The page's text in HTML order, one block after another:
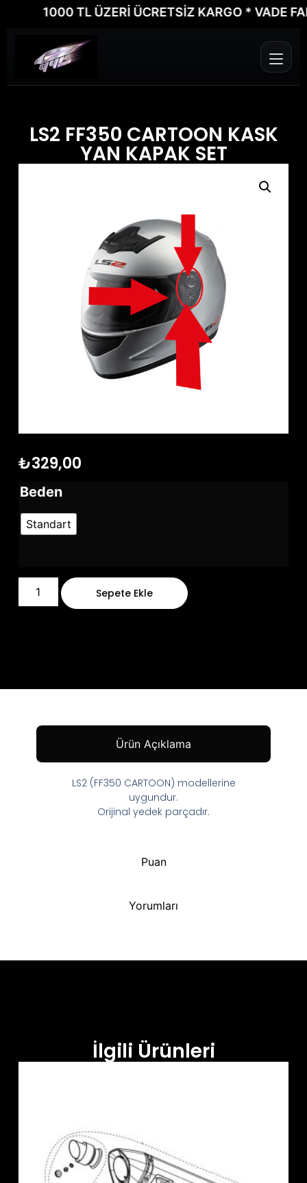
1000 TL ÜZERİ ÜCRETSİZ KARGO * VADE
LS2 FF350 CARTOON KASK
YAN KAPAK SET
₺329,00
Beden
Standart
Sepete Ekle
Ürün Açıklama
Puan
Yorumları
LS2 (FF350 CARTOON) modellerine
uygundur.
Orijinal yedek parçadır.
İlgili Ürünleri